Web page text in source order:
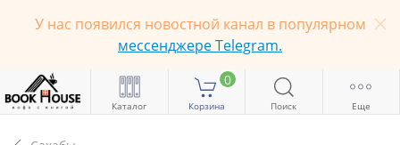
У нас появился новостной канал в популярном
мессенджере Telegram.
Каталог
0
Корзина Поиск Еще